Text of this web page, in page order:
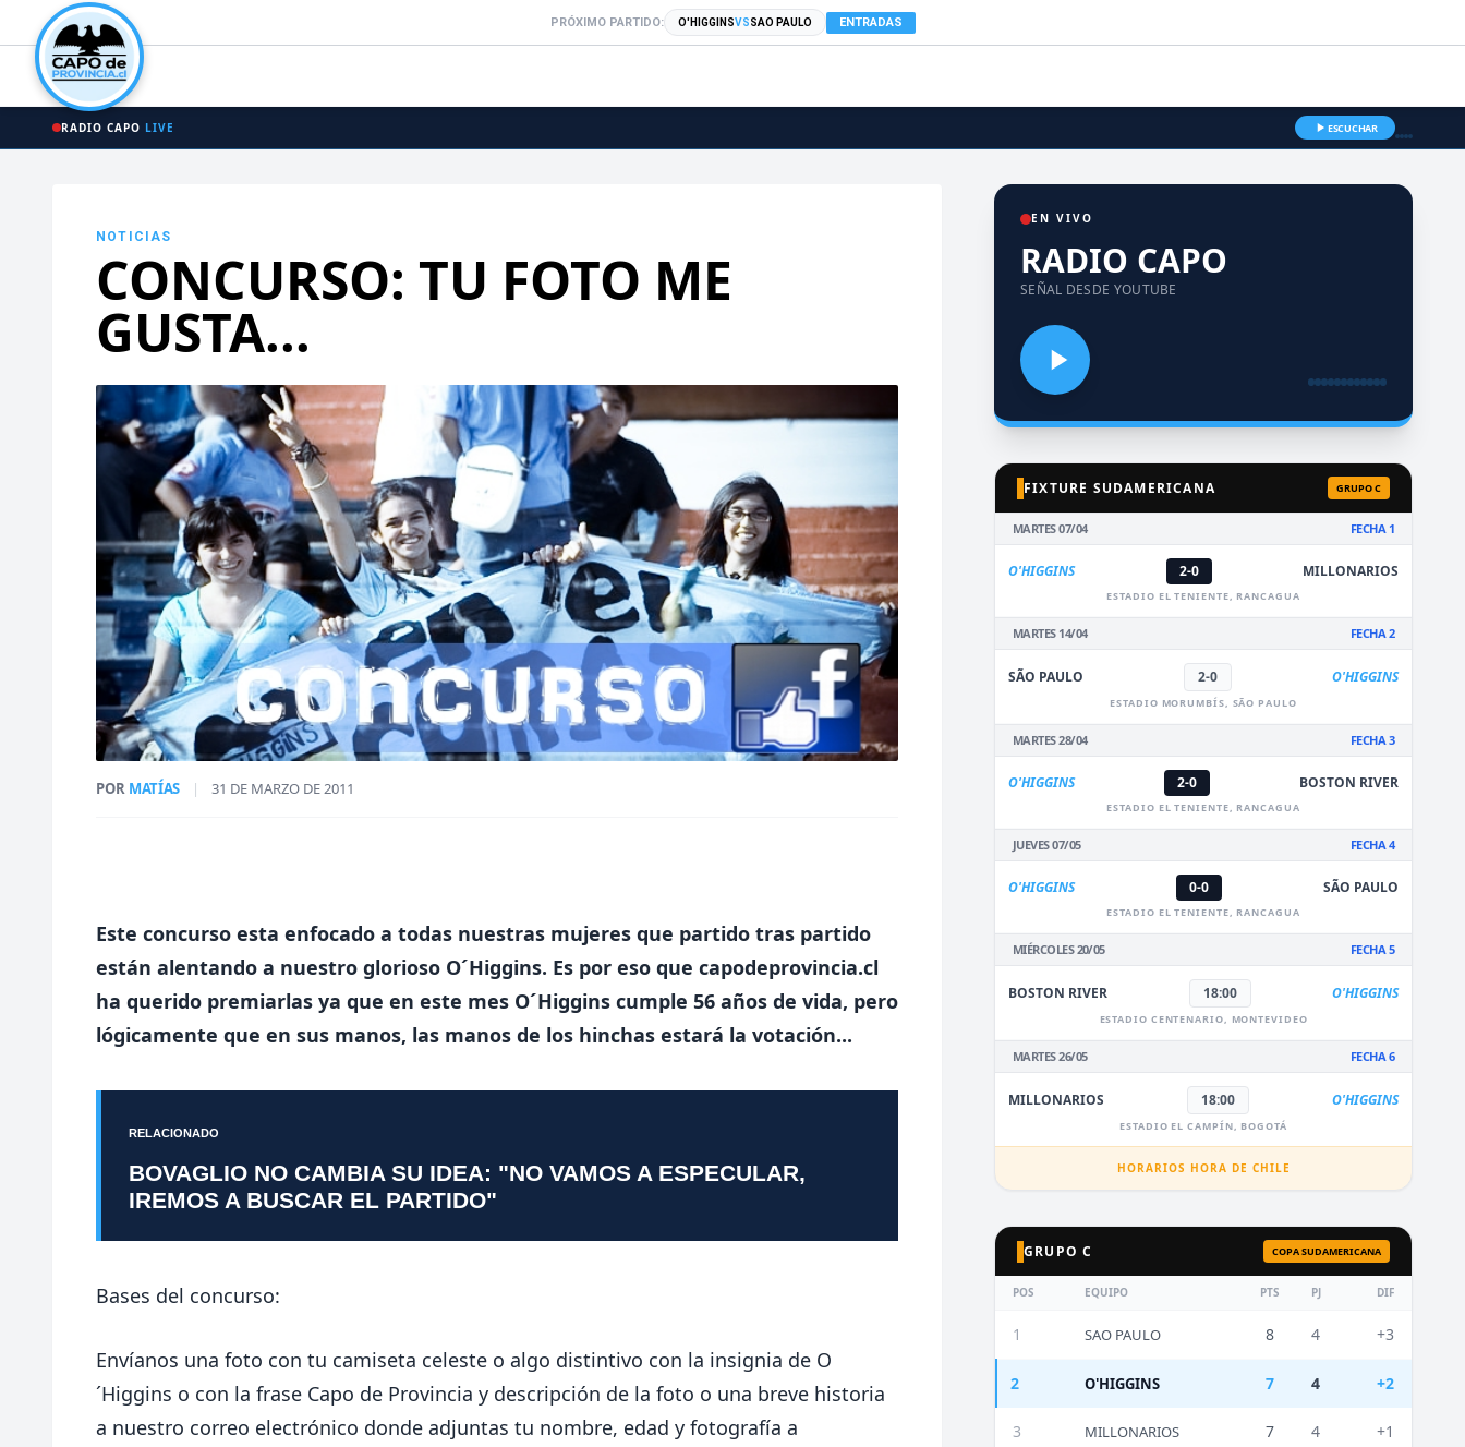
PRÓXIMO PARTIDO: O'HIGGINSVSSAO PAULO ENTRADAS
RADIO CAPO LIVE ESCUCHAR
NOTICIAS
CONCURSO: TU FOTO ME
GUSTA...
POR MATÍAS | 31 DE MARZO DE 2011
Este concurso esta enfocado a todas nuestras mujeres que partido tras partido
están alentando a nuestro glorioso O´Higgins. Es por eso que capodeprovincia.cl
ha querido premiarlas ya que en este mes O´Higgins cumple 56 años de vida, pero
lógicamente que en sus manos, las manos de los hinchas estará la votación...
RELACIONADO
BOVAGLIO NO CAMBIA SU IDEA: "NO VAMOS A ESPECULAR,
IREMOS A BUSCAR EL PARTIDO"
Bases del concurso:
Envíanos una foto con tu camiseta celeste o algo distintivo con la insignia de O
´Higgins o con la frase Capo de Provincia y descripción de la foto o una breve historia
a nuestro correo electrónico donde adjuntas tu nombre, edad y fotografía a
EN VIVO
RADIO CAPO
SEÑAL DESDE YOUTUBE
FIXTURE SUDAMERICANA GRUPO C
MARTES 07/04 FECHA 1
O'HIGGINS 2-0 MILLONARIOS
ESTADIO EL TENIENTE, RANCAGUA
MARTES 14/04 FECHA 2
SÃO PAULO 2-0 O'HIGGINS
ESTADIO MORUMBÍS, SÃO PAULO
MARTES 28/04 FECHA 3
O'HIGGINS 2-0 BOSTON RIVER
ESTADIO EL TENIENTE, RANCAGUA
JUEVES 07/05 FECHA 4
O'HIGGINS 0-0 SÃO PAULO
ESTADIO EL TENIENTE, RANCAGUA
MIÉRCOLES 20/05 FECHA 5
BOSTON RIVER 18:00 O'HIGGINS
ESTADIO CENTENARIO, MONTEVIDEO
MARTES 26/05 FECHA 6
MILLONARIOS 18:00 O'HIGGINS
ESTADIO EL CAMPÍN, BOGOTÁ
HORARIOS HORA DE CHILE
GRUPO C COPA SUDAMERICANA
POS EQUIPO PTS PJ DIF
1 SAO PAULO 8 4 +3
2 O'HIGGINS 7 4 +2
3 MILLONARIOS 7 4 +1